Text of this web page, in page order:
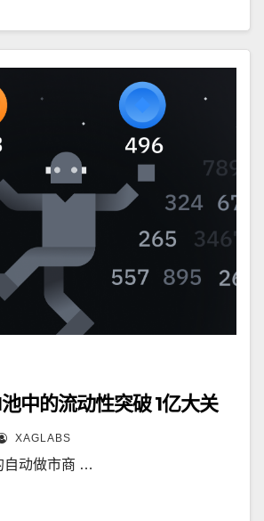
中的流动性突破 1亿大关
XAGLABS
自动做市商 …